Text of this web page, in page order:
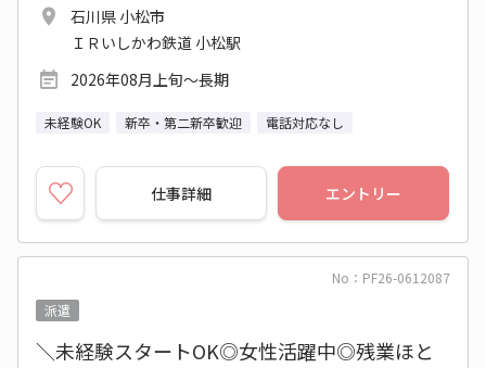
石川県 小松市
ＩＲいしかわ鉄道 小松駅
2026年08月上旬～長期
未経験OK 新卒・第二新卒歓迎 電話対応なし
仕事詳細 エントリー
No：PF26-0612087
派遣
＼未経験スタートOK◎女性活躍中◎残業ほと